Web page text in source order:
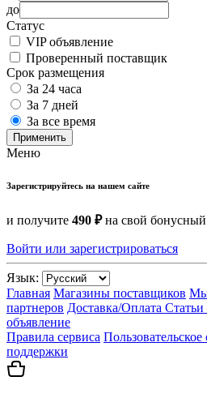
до
Статус
VIP объявление
Проверенный поставщик
Срок размещения
За 24 часа
За 7 дней
За все время
Применить
Меню
Зарегистрируйтесь на нашем сайте
и получите 490 ₽на свой бонусный
Войти или зарегистрироваться
Язык:
Главная Магазины поставщиков Мы
партнеров Доставка/Оплата
объявление
Правила сервиса
поддержки